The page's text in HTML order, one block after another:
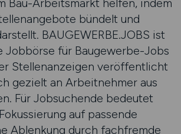
Bau-Arbeitsmarkt helfen, indem
bündelt und
BAUGEWERBE.JOBS ist
Jobbörse für Baugewerbe-Jobs
Stellenanzeigen veröffentlicht
gezielt an Arbeitnehmer aus
Für Jobsuchende bedeutet
auf passende
Ablenkung durch fachfremde